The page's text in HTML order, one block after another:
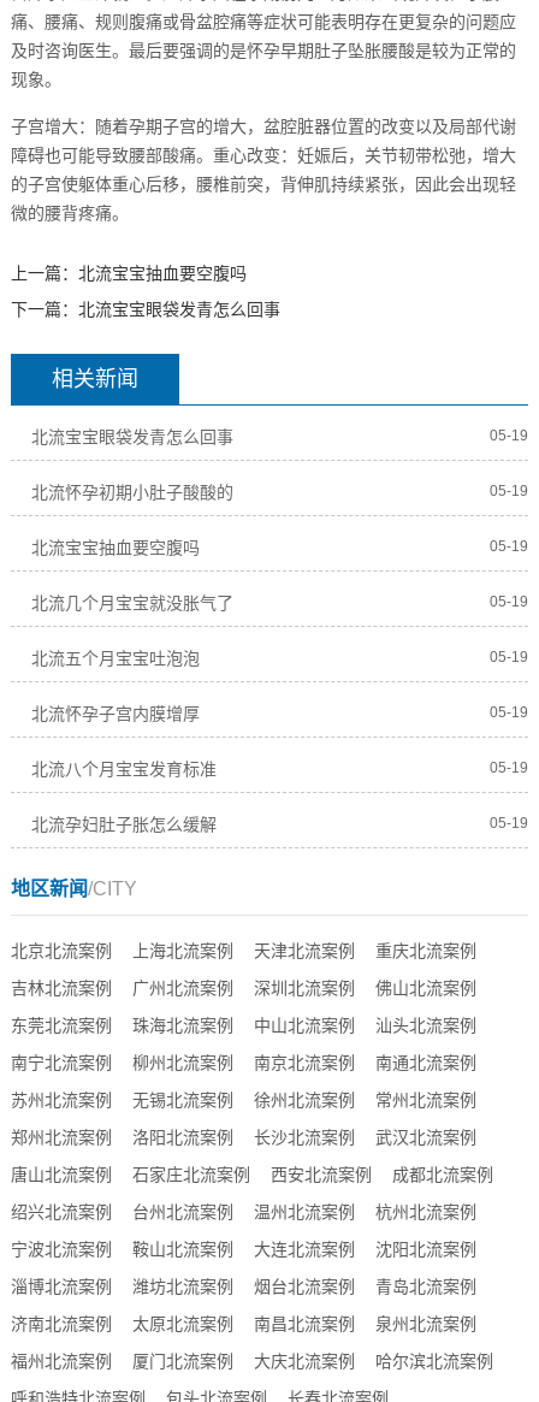
痛、腰痛、规则腹痛或骨盆腔痛等症状可能表明存在更复杂的问题应
及时咨询医生。最后要强调的是怀孕早期肚子坠胀腰酸是较为正常的
现象。
子宫增大：随着孕期子宫的增大，盆腔脏器位置的改变以及局部代谢
障碍也可能导致腰部酸痛。重心改变：妊娠后，关节韧带松弛，增大
的子宫使躯体重心后移，腰椎前突，背伸肌持续紧张，因此会出现轻
微的腰背疼痛。
上一篇： 北流宝宝抽血要空腹吗
下一篇： 北流宝宝眼袋发青怎么回事
相关新闻
北流宝宝眼袋发青怎么回事 05-19
北流怀孕初期小肚子酸酸的 05-19
北流宝宝抽血要空腹吗 05-19
北流几个月宝宝就没胀气了 05-19
北流五个月宝宝吐泡泡 05-19
北流怀孕子宫内膜增厚 05-19
北流八个月宝宝发育标准 05-19
北流孕妇肚子胀怎么缓解 05-19
地区新闻/CITY
北京北流案例 上海北流案例 天津北流案例
重庆北流案例
吉林北流案例
广州北流案例 深圳北流案例
佛山北流案例
东莞北流案例
珠海北流案例 中山北流案例
汕头北流案例
南宁北流案例
柳州北流案例 南京北流案例
南通北流案例
苏州北流案例
无锡北流案例 徐州北流案例
常州北流案例
郑州北流案例
洛阳北流案例 长沙北流案例
武汉北流案例
唐山北流案例
石家庄北流案例 西安北流案例
成都北流案例
绍兴北流案例
台州北流案例 温州北流案例
杭州北流案例
宁波北流案例
鞍山北流案例 大连北流案例
沈阳北流案例
淄博北流案例
潍坊北流案例 烟台北流案例
青岛北流案例
济南北流案例
太原北流案例 南昌北流案例
泉州北流案例
福州北流案例
厦门北流案例 大庆北流案例
哈尔滨北流案例
呼和浩特北流案例
包头北流案例 长春北流案例